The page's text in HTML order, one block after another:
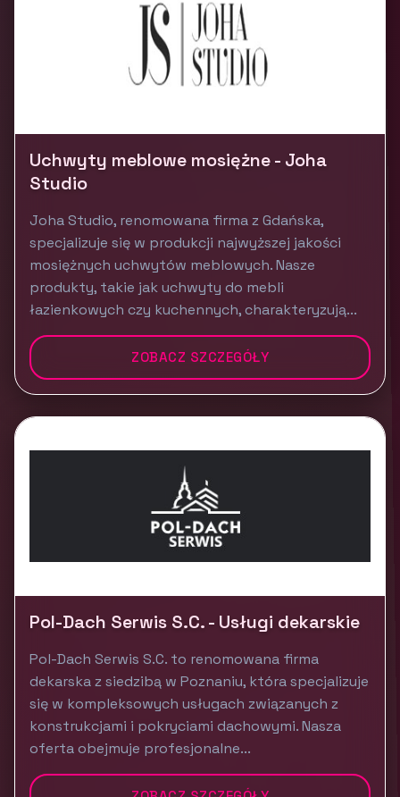
Uchwyty meblowe mosiężne - Joha
Studio
Joha Studio, renomowana firma z Gdańska,
specjalizuje się w produkcji najwyższej jakości
mosiężnych uchwytów meblowych. Nasze
produkty, takie jak uchwyty do mebli
łazienkowych czy kuchennych, charakteryzują...
ZOBACZ SZCZEGÓŁY
Pol-Dach Serwis S.C. - Usługi dekarskie
Pol-Dach Serwis S.C. to renomowana firma
dekarska z siedzibą w Poznaniu, która specjalizuje
się w kompleksowych usługach związanych z
konstrukcjami i pokryciami dachowymi. Nasza
oferta obejmuje profesjonalne...